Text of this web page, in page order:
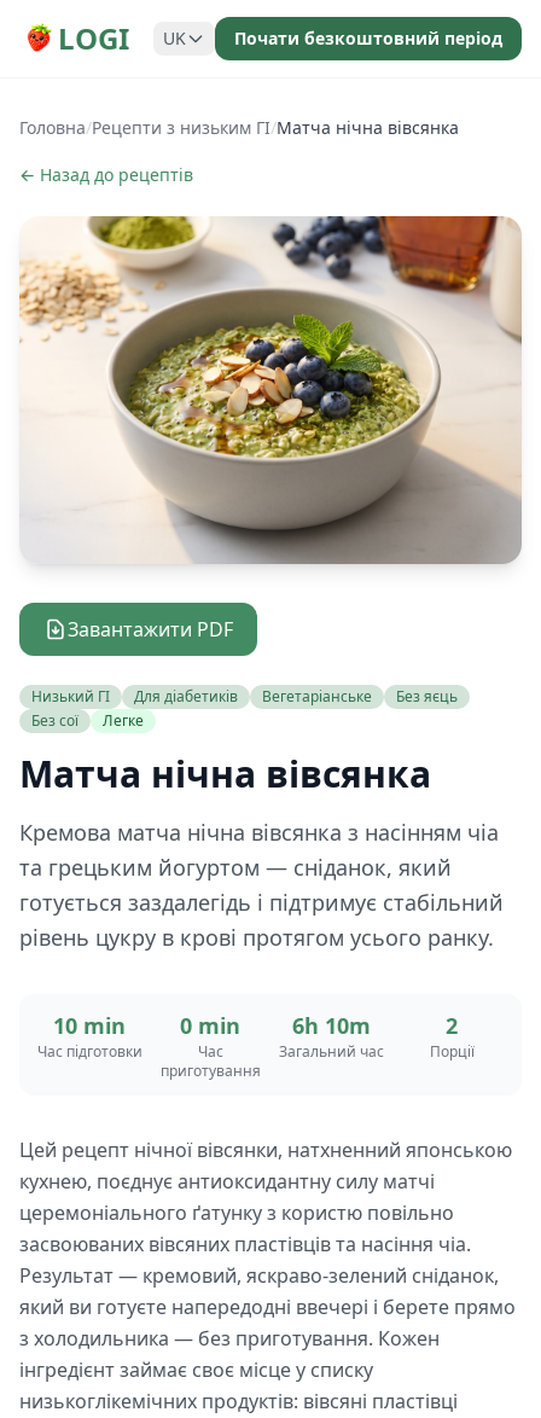
LOGI UK Почати безкоштовний період
Головна/Рецепти з низьким ГІ/Матча нічна вівсянка
← Назад до рецептів
Завантажити PDF
Низький ГІ Для діабетиків Вегетаріанське
Без яєць
Без сої
Легке
Матча нічна вівсянка
Кремова матча нічна вівсянка з насінням чіа
та грецьким йогуртом — сніданок, який
готується заздалегідь і підтримує стабільний
рівень цукру в крові протягом усього ранку.
10 min
Час підготовки
0 min
Час
приготування
6h 10m
Загальний час
2
Порції
Цей рецепт нічної вівсянки, натхненний японською
кухнею, поєднує антиоксидантну силу матчі
церемоніального ґатунку з користю повільно
засвоюваних вівсяних пластівців та насіння чіа.
Результат — кремовий, яскраво-зелений сніданок,
який ви готуєте напередодні ввечері і берете прямо
з холодильника — без приготування. Кожен
інгредієнт займає своє місце у списку
низькоглікемічних продуктів: вівсяні пластівці